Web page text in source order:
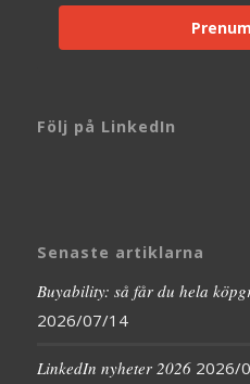
Följ på LinkedIn
Senaste artiklarna
Buyability: så får du hela
2026/07/14
LinkedIn nyheter 2026 2026/